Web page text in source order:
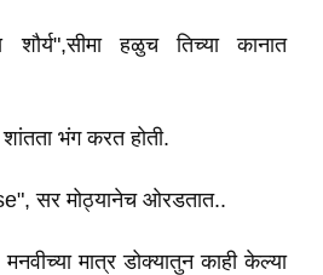
हळुच तिच्या कानात
भंग करत होती.
सर मोठ्यानेच ओरडतात..
मात्र डोक्यातुन काही केल्या